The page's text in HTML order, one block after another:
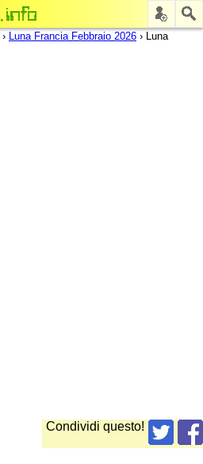
› Luna Francia Febbraio 2026 › Luna
Condividi questo!